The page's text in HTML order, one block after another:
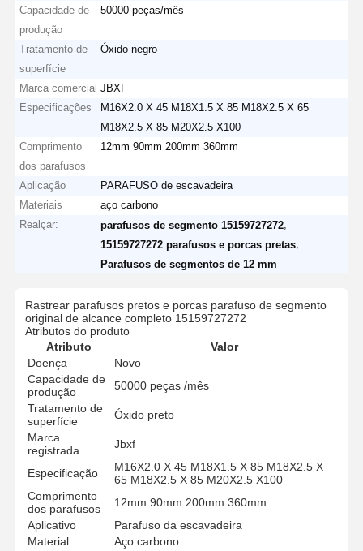
Capacidade de
produção
50000 peças/mês
Tratamento de
superfície
Óxido negro
Marca comercial JBXF
Especificações
M16X2.0 X 45 M18X1.5 X 85 M18X2.5 X 65
M18X2.5 X 85 M20X2.5 X100
Comprimento
dos parafusos
12mm 90mm 200mm 360mm
Aplicação
PARAFUSO de escavadeira
Materiais
aço carbono
Realçar:
parafusos de segmento 15159727272
15159727272 parafusos e porcas pretas
Parafusos de segmentos de 12 mm
Rastrear parafusos pretos e porcas parafuso de segmento
original de alcance completo 15159727272
Atributos do produto
Atributo
Valor
Doença
Novo
Capacidade de
produção
50000 peças /mês
Tratamento de
superfície
Óxido preto
Marca
registrada
Jbxf
Especificação
M16X2.0 X 45 M18X1.5 X 85 M18X2.5 X
65 M18X2.5 X 85 M20X2.5 X100
Comprimento
dos parafusos
12mm 90mm 200mm 360mm
Aplicativo
Parafuso da escavadeira
Material
Aço carbono